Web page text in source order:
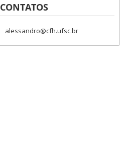
CONTATOS
alessandro@cfh.ufsc.br